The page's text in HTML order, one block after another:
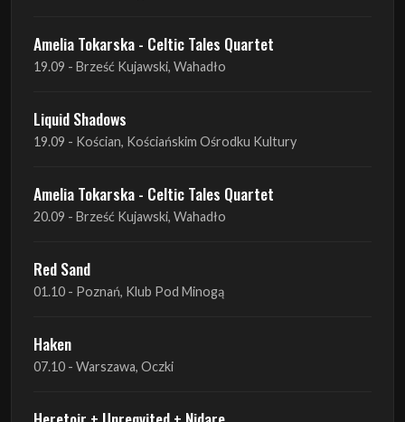
Liquid Shadows
19.09 - Kościan, Kościańskim Ośrodku Kultury
Amelia Tokarska - Celtic Tales Quartet
20.09 - Brześć Kujawski, Wahadło
Red Sand
Haken
Heretoir + Unreqvited + Nidare
THE SISTERS OF MERCY